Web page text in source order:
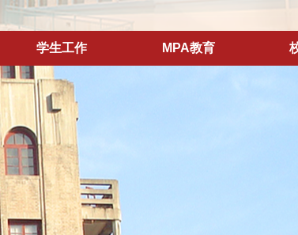
学生工作 MPA教育